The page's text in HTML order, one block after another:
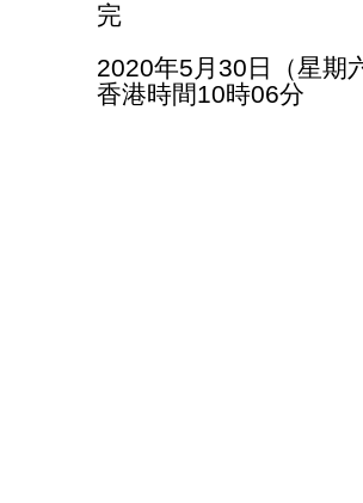
完
2020年5月30日（星期
香港時間10時06分